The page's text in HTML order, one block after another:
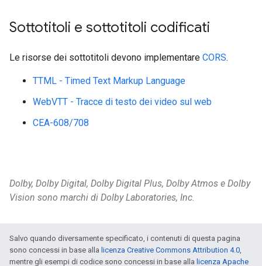
Sottotitoli e sottotitoli codificati
Le risorse dei sottotitoli devono implementare CORS.
TTML - Timed Text Markup Language
WebVTT - Tracce di testo dei video sul web
CEA-608/708
Dolby, Dolby Digital, Dolby Digital Plus, Dolby Atmos e Dolby
Vision sono marchi di Dolby Laboratories, Inc.
Salvo quando diversamente specificato, i contenuti di questa pagina
sono concessi in base alla licenza Creative Commons Attribution 4.0,
mentre gli esempi di codice sono concessi in base alla licenza Apache